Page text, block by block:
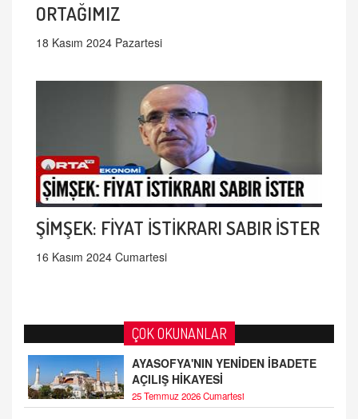
ORTAĞIMIZ
18 Kasım 2024 Pazartesi
ŞİMŞEK: FİYAT İSTİKRARI SABIR İSTER
16 Kasım 2024 Cumartesi
ÇOK OKUNANLAR
AYASOFYA'NIN YENİDEN İBADETE
AÇILIŞ HİKAYESİ
25 Temmuz 2026 Cumartesi